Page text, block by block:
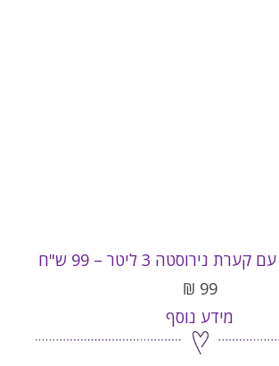
נירוסטה 3 ליטר – 99 ש"ח
99
₪
מידע נוסף